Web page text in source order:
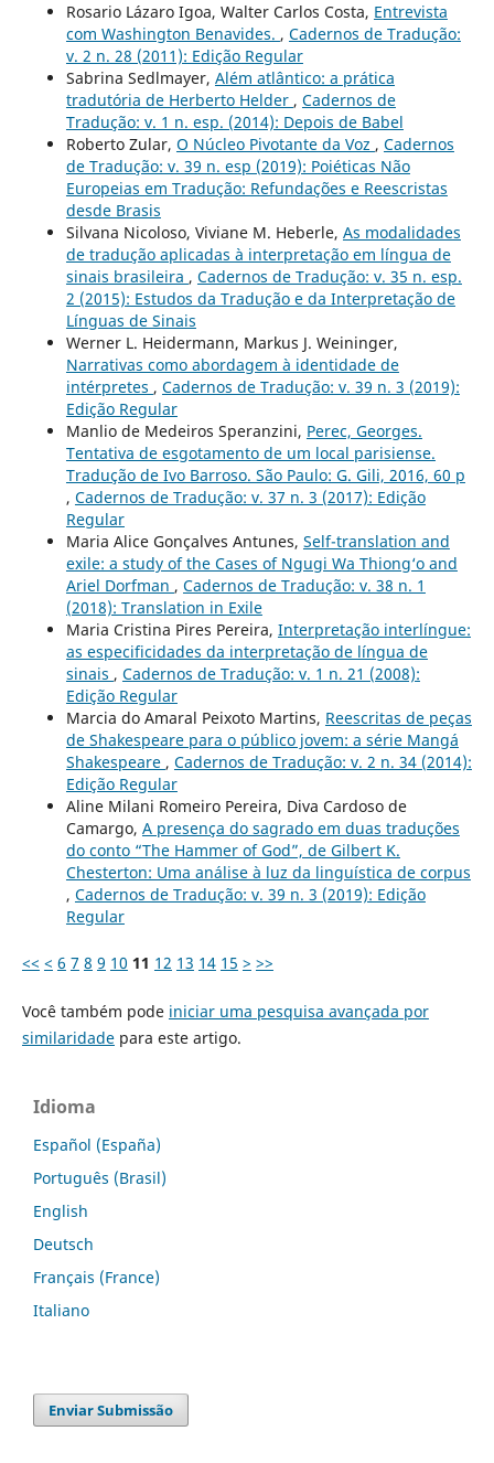
Rosario Lázaro Igoa, Walter Carlos Costa, Entrevista
com Washington Benavides. , Cadernos de Tradução:
v. 2 n. 28 (2011): Edição Regular
Sabrina Sedlmayer, Além atlântico: a prática
tradutória de Herberto Helder , Cadernos de
Tradução: v. 1 n. esp. (2014): Depois de Babel
Roberto Zular, O Núcleo Pivotante da Voz , Cadernos
de Tradução: v. 39 n. esp (2019): Poiéticas Não
Europeias em Tradução: Refundações e Reescristas
desde Brasis
Silvana Nicoloso, Viviane M. Heberle, As modalidades
de tradução aplicadas à interpretação em língua de
sinais brasileira , Cadernos de Tradução: v. 35 n. esp.
2 (2015): Estudos da Tradução e da Interpretação de
Línguas de Sinais
Werner L. Heidermann, Markus J. Weininger,
Narrativas como abordagem à identidade de
intérpretes , Cadernos de Tradução: v. 39 n. 3 (2019):
Edição Regular
Manlio de Medeiros Speranzini, Perec, Georges.
Tentativa de esgotamento de um local parisiense.
Tradução de Ivo Barroso. São Paulo: G. Gili, 2016, 60 p
, Cadernos de Tradução: v. 37 n. 3 (2017): Edição
Regular
Maria Alice Gonçalves Antunes, Self-translation and
exile: a study of the Cases of Ngugi Wa Thiong‘o and
Ariel Dorfman , Cadernos de Tradução: v. 38 n. 1
(2018): Translation in Exile
Maria Cristina Pires Pereira, Interpretação interlíngue:
as especificidades da interpretação de língua de
sinais , Cadernos de Tradução: v. 1 n. 21 (2008):
Edição Regular
Marcia do Amaral Peixoto Martins, Reescritas de peças
de Shakespeare para o público jovem: a série Mangá
Shakespeare , Cadernos de Tradução: v. 2 n. 34 (2014):
Edição Regular
Aline Milani Romeiro Pereira, Diva Cardoso de
Camargo, A presença do sagrado em duas traduções
do conto “The Hammer of God”, de Gilbert K.
Chesterton: Uma análise à luz da linguística de corpus
, Cadernos de Tradução: v. 39 n. 3 (2019): Edição
Regular
<< < 6 7 8 9 10 11 12 13 14 15 > >>
Você também pode iniciar uma pesquisa avançada por
similaridadepara este artigo.
Idioma
Español (España)
Português (Brasil)
English
Deutsch
Français (France)
Italiano
Enviar Submissão